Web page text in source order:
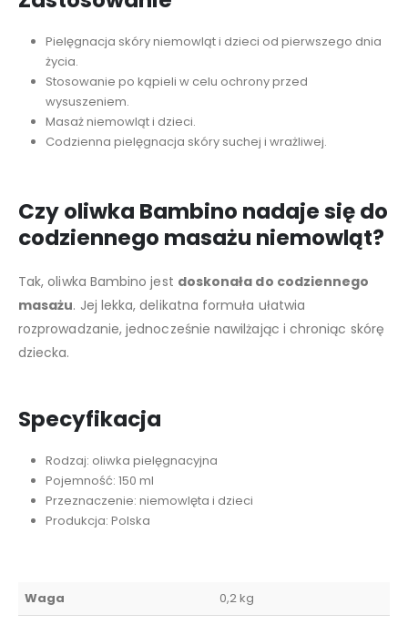
Pielęgnacja skóry niemowląt i dzieci od pierwszego dnia
życia.
Stosowanie po kąpieli w celu ochrony przed
wysuszeniem.
Masaż niemowląt i dzieci.
Codzienna pielęgnacja skóry suchej i wrażliwej.
Czy oliwka Bambino nadaje się do
codziennego masażu niemowląt?
Tak, oliwka Bambino jest doskonała do codziennego
masażu. Jej lekka, delikatna formuła ułatwia
rozprowadzanie, jednocześnie nawilżając i chroniąc skórę
dziecka.
Specyfikacja
Rodzaj: oliwka pielęgnacyjna
Pojemność: 150 ml
Przeznaczenie: niemowlęta i dzieci
Produkcja: Polska
Waga 0,2 kg